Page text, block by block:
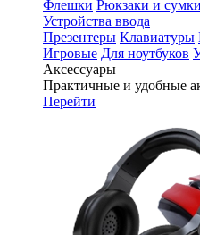
Флешки Рюкзаки и сумки
Устройства ввода
Презентеры Клавиатуры
Игровые Для ноутбуков
Аксессуары
Практичные и удобные
Перейти